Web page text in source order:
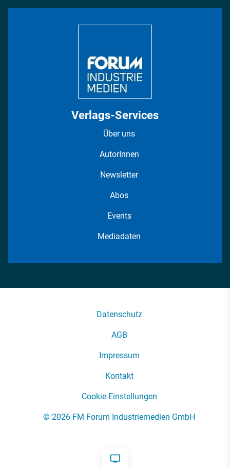
Verlags-Services
Über uns
AutorInnen
Newsletter
Abos
Events
Mediadaten
Datenschutz
AGB
Impressum
Kontakt
Cookie-Einstellungen
© 2026 FM Forum Industriemedien GmbH